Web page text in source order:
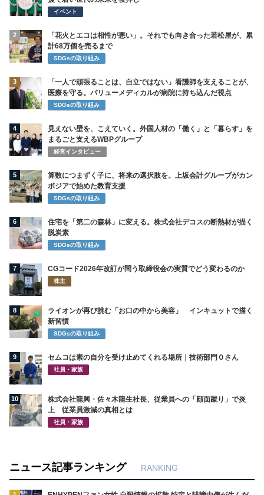
イベント
2
「花火とエコは相性が悪い」。それでも向き合った若松屋が、累
計68万個を売るまで
SDGsの取り組み
3
「一人で頑張ることは、自立ではない」看護師を支えることが、
医療を守る。バリューメディカルが病院に持ち込んだ視点
SDGsの取り組み
4
見えない壁を、こえていく。外国人材の「働く」と「暮らす」を
まるごと支えるWBPグループ
経営インタビュー
5
算数につまずく子に、将来の選択肢を。上坂会計グループがカン
ボジアで始めた教育支援
SDGsの取り組み
6
住宅を「第二の森林」に変える。株式会社デコスの断熱材が描く
脱炭素
SDGsの取り組み
7 CGコード2026年改訂が問う取締役会の実質でどう変わるのか
株主
8
ライオンが再び挑む「お口の中から美容」 インキュットで描く
新習慣
SDGsの取り組み
9 セムコは素の自分を受け止めてくれる場所｜技術部門０さん
社員・家族
10
株式会社龍興・佐々木龍生社長、従業員への「顔面蹴り」で炎
上 従業員激減の真相とは
社員・家族
ニュース記事ランキング RANKING